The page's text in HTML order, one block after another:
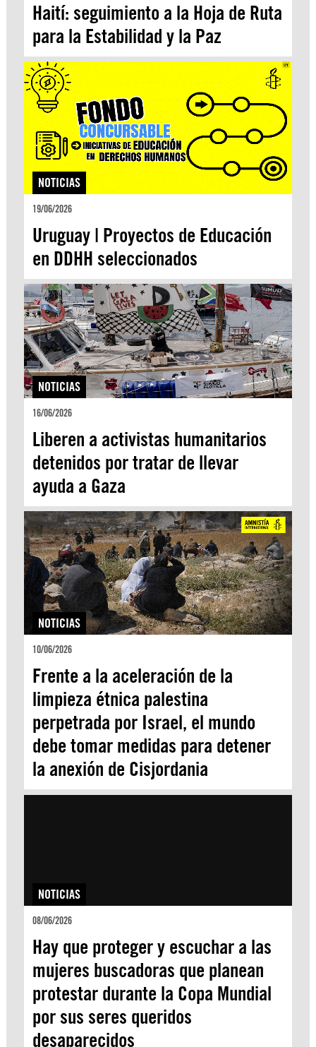
Haití: seguimiento a la Hoja de Ruta
para la Estabilidad y la Paz
NOTICIAS
19/06/2026
Uruguay | Proyectos de Educación
en DDHH seleccionados
NOTICIAS
16/06/2026
Liberen a activistas humanitarios
detenidos por tratar de llevar
ayuda a Gaza
NOTICIAS
10/06/2026
Frente a la aceleración de la
limpieza étnica palestina
perpetrada por Israel, el mundo
debe tomar medidas para detener
la anexión de Cisjordania
NOTICIAS
08/06/2026
Hay que proteger y escuchar a las
mujeres buscadoras que planean
protestar durante la Copa Mundial
por sus seres queridos
desaparecidos